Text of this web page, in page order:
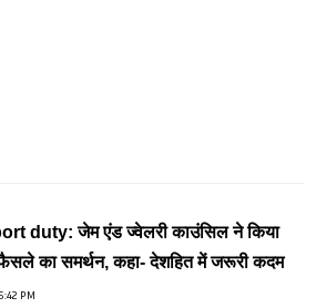
duty: जेम एंड ज्वेलरी काउंसिल ने किया
का समर्थन, कहा- देशहित में जरूरी कदम
PM